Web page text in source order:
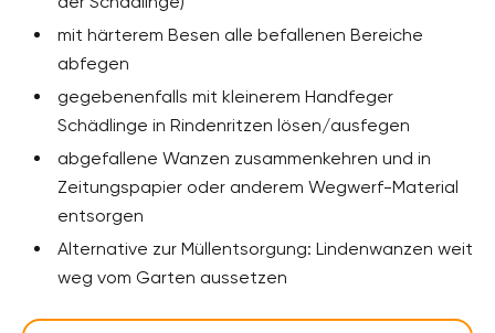
mit härterem Besen alle befallenen Bereiche
abfegen
gegebenenfalls mit kleinerem Handfeger
Schädlinge in Rindenritzen lösen/ausfegen
abgefallene Wanzen zusammenkehren und in
Zeitungspapier oder anderem Wegwerf-Material
entsorgen
Alternative zur Müllentsorgung: Lindenwanzen weit
weg vom Garten aussetzen